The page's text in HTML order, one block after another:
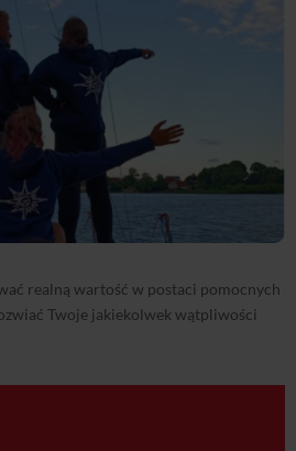
realną wartość w postaci pomocnych
Twoje jakiekolwek wątpliwości